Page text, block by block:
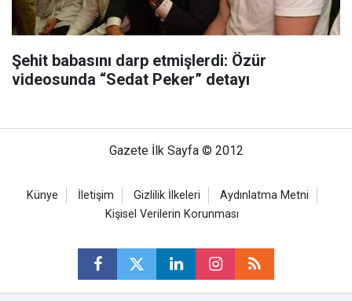
Şehit babasını darp etmişlerdi: Özür
videosunda “Sedat Peker” detayı
Gazete İlk Sayfa © 2012
Künye İletişim Gizlilik İlkeleri
Aydınlatma Metni
Kişisel Verilerin Korunması